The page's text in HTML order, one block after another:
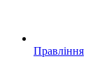
Правління